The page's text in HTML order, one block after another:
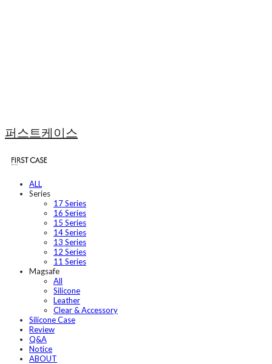
퍼스트케이스
ALL
Series
17 Series
16 Series
15 Series
14 Series
13 Series
12 Series
11 Series
Magsafe
All
Silicone
Leather
Clear & Accessory
Silicone Case
Review
Q&A
Notice
ABOUT